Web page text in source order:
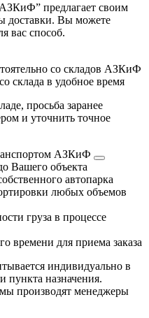
предлагает своим
доставки. Вы можете
вас способ.
со складов АЗКиФ
склада в удобное время
просьба заранее
и уточнить точное
АЗКиФ
Вашего объекта
автопарка
любых объемов
груза в процессе
времени для приема заказа
индивидуально в
пункта назначения.
производят менеджеры